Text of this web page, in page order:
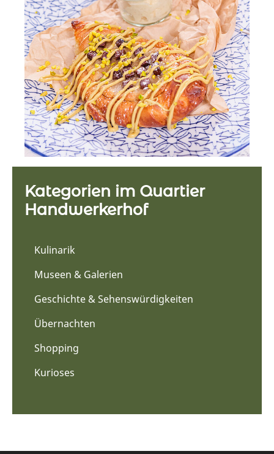
Kategorien im Quartier
Handwerkerhof
Kulinarik
Museen & Galerien
Geschichte & Sehenswürdigkeiten
Übernachten
Shopping
Kurioses